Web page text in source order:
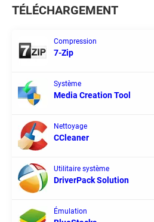
TÉLÉCHARGEMENT
Compression
7-Zip
Système
Media Creation Tool
Nettoyage
CCleaner
Utilitaire système
DriverPack Solution
Émulation